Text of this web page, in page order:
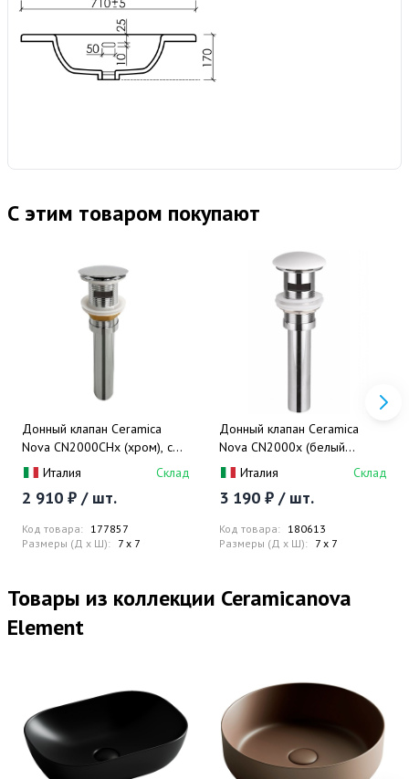
С этим товаром покупают
Донный клапан Ceramica
Nova CN2000CHx (хром), с
переливом
Италия Склад
2 910 ₽ / шт.
Код товара: 177857
Размеры (Д x Ш): 7 x 7
Донный клапан Ceramica
Nova CN2000x (белый
глянцевый), с переливом
Италия Склад
3 190 ₽ / шт.
Код товара: 180613
Размеры (Д x Ш): 7 x 7
Товары из коллекции Ceramicanova
Element